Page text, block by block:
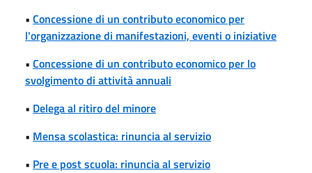
• Concessione di un contributo economico per
l'organizzazione di manifestazioni, eventi o iniziative
• Concessione di un contributo economico per lo
svolgimento di attività annuali
• Delega al ritiro del minore
• Mensa scolastica: rinuncia al servizio
• Pre e post scuola: rinuncia al servizio